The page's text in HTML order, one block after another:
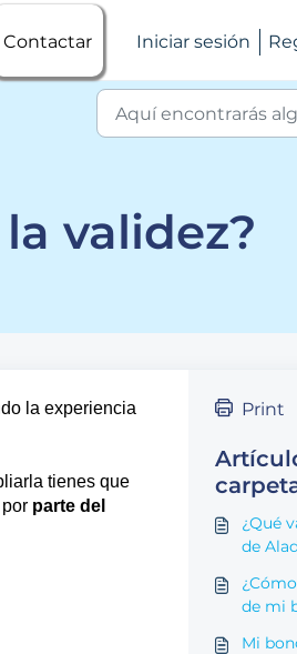
Contactar Iniciar sesión
validez?
la experiencia
tienes que
parte del
Print
¿Qué
de
de mi
Mi